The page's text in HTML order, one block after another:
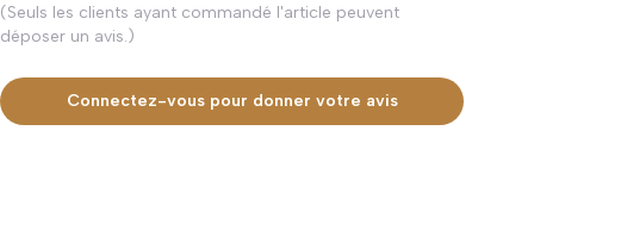
(Seuls les clients ayant commandé l'article peuvent
déposer un avis.)
Connectez-vous pour donner votre avis